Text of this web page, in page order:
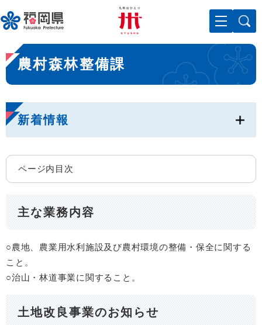
ー
ジ
先
頭
で
。
メニューを飛ばして本文へ
本
文
農村森林整備課
新着情報
ページ内目次
主な業務内容
○農地、農業用水利施設及び農村環境の整備・保全に関する
こと。
○治山・林道事業に関すること。
土地改良事業のお知らせ